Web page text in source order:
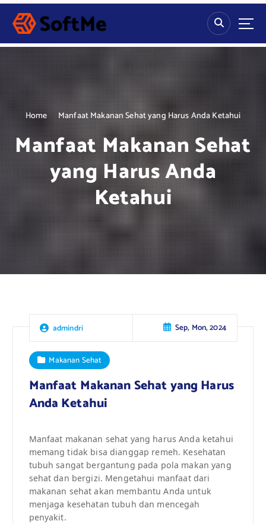
S
p
Home Manfaat Makanan Sehat yang Harus Anda Ketahui
Manfaat Makanan Sehat
yang Harus Anda
Ketahui
admindri Sep, Mon, 2024
Makanan Sehat
Manfaat Makanan Sehat yang Harus
Anda Ketahui
Manfaat makanan sehat yang harus Anda ketahui
memang tidak bisa dianggap remeh. Kesehatan
tubuh sangat bergantung pada pola makan yang
sehat dan bergizi. Mengetahui manfaat dari
makanan sehat akan membantu Anda untuk
menjaga kesehatan tubuh dan mencegah
penyakit.